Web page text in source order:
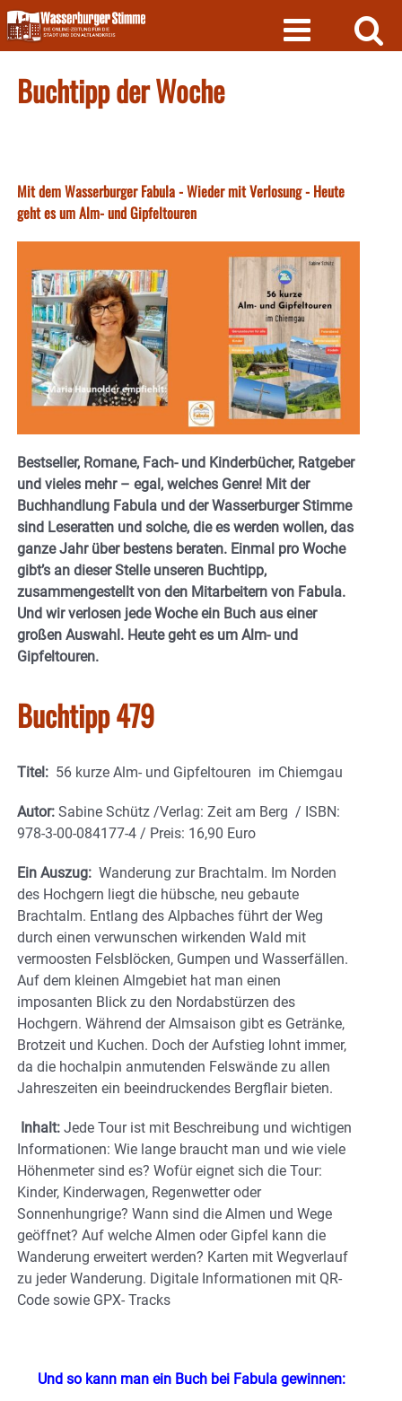
Skip
to
content
Buchtipp der Woche
Mit dem Wasserburger Fabula - Wieder mit Verlosung - Heute
geht es um Alm- und Gipfeltouren
Bestseller, Romane, Fach- und Kinderbücher, Ratgeber
und vieles mehr – egal, welches Genre! Mit der
Buchhandlung Fabula und der Wasserburger Stimme
sind Leseratten und solche, die es werden wollen, das
ganze Jahr über bestens beraten. Einmal pro Woche
gibt’s an dieser Stelle unseren Buchtipp,
zusammengestellt von den Mitarbeitern von Fabula.
Und wir verlosen jede Woche ein Buch aus einer
großen Auswahl. Heute geht es um Alm- und
Gipfeltouren.
Buchtipp 479
Titel: 56 kurze Alm- und Gipfeltouren im Chiemgau
Autor: Sabine Schütz /Verlag: Zeit am Berg / ISBN:
978-3-00-084177-4 / Preis: 16,90 Euro
Ein Auszug: Wanderung zur Brachtalm. Im Norden
des Hochgern liegt die hübsche, neu gebaute
Brachtalm. Entlang des Alpbaches führt der Weg
durch einen verwunschen wirkenden Wald mit
vermoosten Felsblöcken, Gumpen und Wasserfällen.
Auf dem kleinen Almgebiet hat man einen
imposanten Blick zu den Nordabstürzen des
Hochgern. Während der Almsaison gibt es Getränke,
Brotzeit und Kuchen. Doch der Aufstieg lohnt immer,
da die hochalpin anmutenden Felswände zu allen
Jahreszeiten ein beeindruckendes Bergflair bieten.
Inhalt: Jede Tour ist mit Beschreibung und wichtigen
Informationen: Wie lange braucht man und wie viele
Höhenmeter sind es? Wofür eignet sich die Tour:
Kinder, Kinderwagen, Regenwetter oder
Sonnenhungrige? Wann sind die Almen und Wege
geöffnet? Auf welche Almen oder Gipfel kann die
Wanderung erweitert werden? Karten mit Wegverlauf
zu jeder Wanderung. Digitale Informationen mit QR-
Code sowie GPX- Tracks
Und so kann man ein Buch bei Fabula gewinnen: